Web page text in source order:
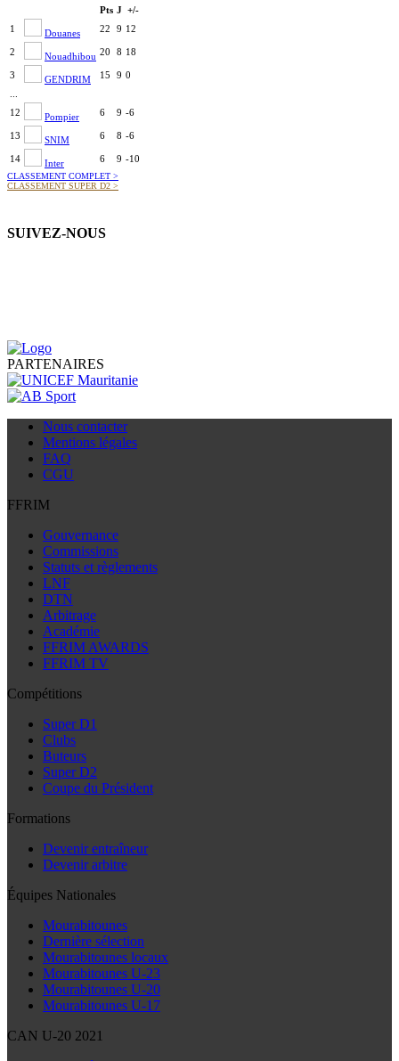
Pts J +/-
1
Douanes 22 9 12
2 Nouadhibou 20 8 18
3 GENDRIM 15 9 0
12
Pompier 6 9 -6
13 SNIM 6 8 -6
14 Inter 6 9 -10
CLASSEMENT COMPLET >
CLASSEMENT SUPER D2 >
SUIVEZ-NOUS
PARTENAIRES
Nous contacter
Mentions légales
FAQ
CGU
FFRIM
Gouvernance
Commissions
Statuts et règlements
LNF
DTN
Arbitrage
Académie
FFRIM AWARDS
FFRIM TV
Compétitions
Super D1
Clubs
Buteurs
Super D2
Coupe du Président
Formations
Devenir entraîneur
Devenir arbitre
Équipes Nationales
Mourabitounes
Dernière sélection
Mourabitounes locaux
Mourabitounes U-23
Mourabitounes U-20
Mourabitounes U-17
CAN U-20 2021